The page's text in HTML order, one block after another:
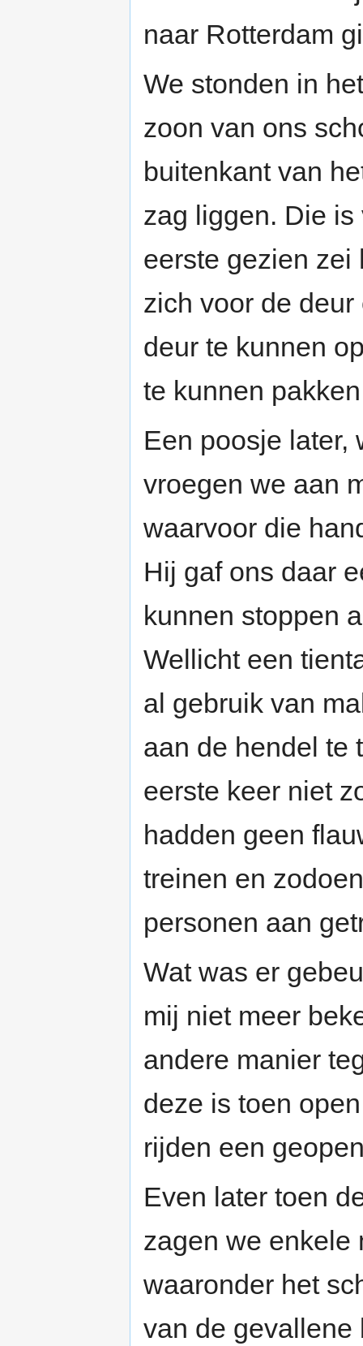
naar Rotterdam
We stonden in
zoon van ons
buitenkant van
zag liggen. Die
eerste gezien zei
zich voor de
deur te kunnen
te kunnen
Een poosje later,
vroegen we aan
waarvoor die
Hij gaf ons daar
kunnen stoppen
Wellicht een
al gebruik van
aan de hendel te
eerste keer niet
hadden geen
treinen en
personen aan
Wat was er
mij niet meer
andere manier
deze is toen
rijden een
Even later toen
zagen we enkele
waaronder het
van de gevallene